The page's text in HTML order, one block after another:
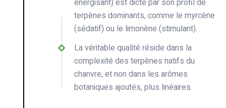
terpènes dominants, comme le myrcène
(sédatif) ou le limonène (stimulant).
La véritable qualité réside dans la
complexité des terpènes natifs du
chanvre, et non dans les arômes
botaniques ajoutés, plus linéaires.